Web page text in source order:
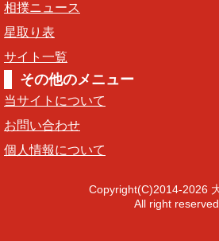
相撲ニュース
星取り表
サイト一覧
その他のメニュー
当サイトについて
お問い合わせ
個人情報について
Copyright(C)2014-2026
All right